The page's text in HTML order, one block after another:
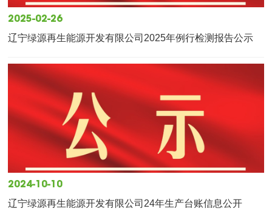
2025-02-26
辽宁绿源再生能源开发有限公司2025年例行检测报告公示
2024-10-10
辽宁绿源再生能源开发有限公司24年生产台账信息公开